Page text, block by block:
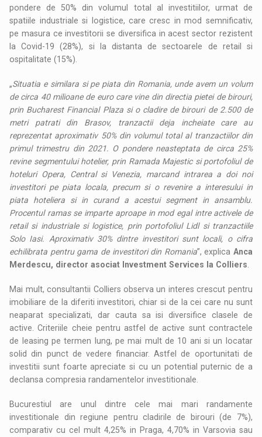
pondere de 50% din volumul total al investitiilor, urmat de
spatiile industriale si logistice, care cresc in mod semnificativ,
pe masura ce investitorii se diversifica in acest sector rezistent
la Covid-19 (28%), si la distanta de sectoarele de retail si
ospitalitate (15%).
„Situatia e similara si pe piata din Romania, unde avem un volum
de circa 40 milioane de euro care vine din directia pietei de birouri,
prin Bucharest Financial Plaza si o cladire de birouri de 2.500 de
metri patrati din Brasov, tranzactii deja incheiate care au
reprezentat aproximativ 50% din volumul total al tranzactiilor din
primul trimestru din 2021. O pondere neasteptata de circa 25%
revine segmentului hotelier, prin Ramada Majestic si portofoliul de
hoteluri Opera, Central si Venezia, marcand intrarea a doi noi
investitori pe piata locala, precum si o revenire a interesului in
piata hoteliera si in curand a acestui segment in ansamblu.
Procentul ramas se imparte aproape in mod egal intre activele de
retail si industriale si logistice, prin portofoliul Lidl si tranzactiile
Solo Iasi. Aproximativ 30% dintre investitori sunt locali, o cifra
echilibrata pentru gama de investitori din Romania”, explica Anca
Merdescu, director asociat Investment Services la Colliers
Mai mult, consultantii Colliers observa un interes crescut pentru
imobiliare de la diferiti investitori, chiar si de la cei care nu sunt
neaparat specializati, dar cauta sa isi diversifice clasele de
active. Criteriile cheie pentru astfel de active sunt contractele
de leasing pe termen lung, pe mai mult de 10 ani si un locatar
solid din punct de vedere financiar. Astfel de oportunitati de
investitii sunt foarte apreciate si cu un potential puternic de a
declansa compresia randamentelor investitionale.
Bucurestiul are unul dintre cele mai mari randamente
investitionale din regiune pentru cladirile de birouri (de 7%),
comparativ cu cel mult 4,25% in Praga, 4,70% in Varsovia sau